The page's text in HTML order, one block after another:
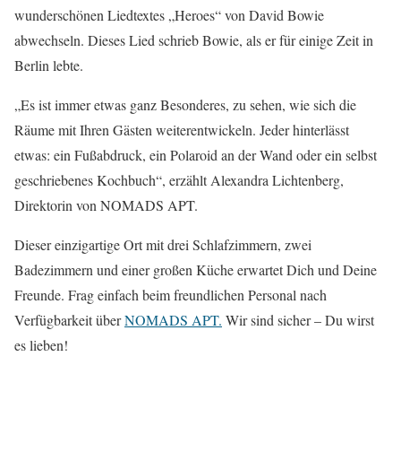
wunderschönen Liedtextes „Heroes“ von David Bowie
abwechseln. Dieses Lied schrieb Bowie, als er für einige Zeit in
Berlin lebte.
„Es ist immer etwas ganz Besonderes, zu sehen, wie sich die
Räume mit Ihren Gästen weiterentwickeln. Jeder hinterlässt
etwas: ein Fußabdruck, ein Polaroid an der Wand oder ein selbst
geschriebenes Kochbuch“, erzählt Alexandra Lichtenberg,
Direktorin von NOMADS APT.
Dieser einzigartige Ort mit drei Schlafzimmern, zwei
Badezimmern und einer großen Küche erwartet Dich und Deine
Freunde. Frag einfach beim freundlichen Personal nach
Verfügbarkeit überNOMADS APT. Wir sind sicher – Du wirst
es lieben!